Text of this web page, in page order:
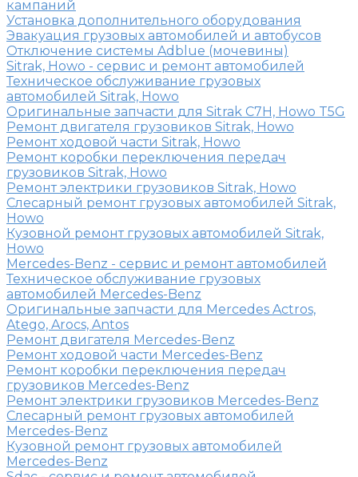
кампаний
Установка дополнительного оборудования
Эвакуация грузовых автомобилей и автобусов
Отключение системы Adblue (мочевины)
Sitrak, Howo - сервис и ремонт автомобилей
Техническое обслуживание грузовых
автомобилей Sitrak, Howo
Оригинальные запчасти для Sitrak C7H, Howo T5G
Ремонт двигателя грузовиков Sitrak, Howo
Ремонт ходовой части Sitrak, Howo
Ремонт коробки переключения передач
грузовиков Sitrak, Howo
Ремонт электрики грузовиков Sitrak, Howo
Слесарный ремонт грузовых автомобилей Sitrak,
Howo
Кузовной ремонт грузовых автомобилей Sitrak,
Howo
Mercedes-Benz - сервис и ремонт автомобилей
Техническое обслуживание грузовых
автомобилей Mercedes-Benz
Оригинальные запчасти для Mercedes Actros,
Atego, Arocs, Antos
Ремонт двигателя Mercedes-Benz
Ремонт ходовой части Mercedes-Benz
Ремонт коробки переключения передач
грузовиков Mercedes-Benz
Ремонт электрики грузовиков Mercedes-Benz
Слесарный ремонт грузовых автомобилей
Mercedes-Benz
Кузовной ремонт грузовых автомобилей
Mercedes-Benz